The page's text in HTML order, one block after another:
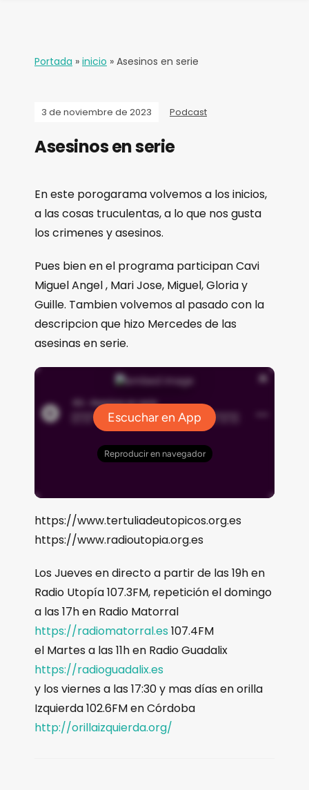
Portada » inicio » Asesinos en serie
3 de noviembre de 2023 Podcast
Asesinos en serie
En este porogarama volvemos a los inicios,
a las cosas truculentas, a lo que nos gusta
los crimenes y asesinos.
Pues bien en el programa participan Cavi
Miguel Angel , Mari Jose, Miguel, Gloria y
Guille. Tambien volvemos al pasado con la
descripcion que hizo Mercedes de las
asesinas en serie.
https://www.tertuliadeutopicos.org.es
https://www.radioutopia.org.es
Los Jueves en directo a partir de las 19h en
Radio Utopía 107.3FM, repetición el domingo
a las 17h en Radio Matorral
https://radiomatorral.es107.4FM
el Martes a las 11h en Radio Guadalix
https://radioguadalix.es
y los viernes a las 17:30 y mas días en orilla
Izquierda 102.6FM en Córdoba
http://orillaizquierda.org/